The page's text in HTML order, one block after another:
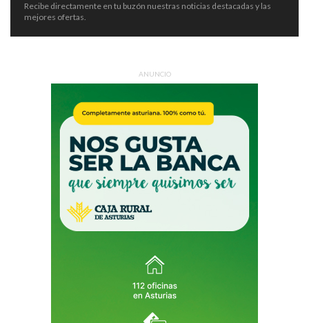
Recibe directamente en tu buzón nuestras noticias destacadas y las
mejores ofertas.
ANUNCIO